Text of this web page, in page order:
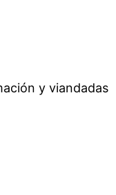
y viandadas